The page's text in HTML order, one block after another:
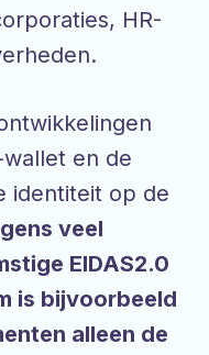
HR-
en de
identiteit op de
veel
EIDAS2.0
is bijvoorbeeld
alleen de